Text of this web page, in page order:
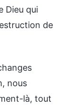
Dieu qui
de
nous
là, tout